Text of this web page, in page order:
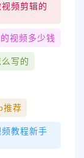
频剪辑的
视频多少钱
写的
推荐
教程新手